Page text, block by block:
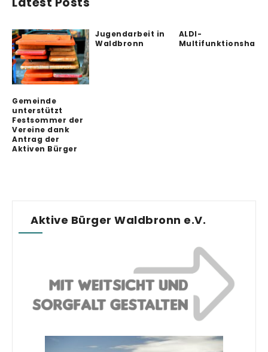
Gemeinde
unterstützt
Festsommer der
Vereine dank
Antrag der
Aktiven Bürger
Jugendarbeit in
Waldbronn
ALDI-
Multifunktionshalle
Aktive Bürger Waldbronn e.V.